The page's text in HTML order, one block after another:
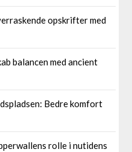
opskrifter med
balancen med ancient
Bedre komfort
rolle i nutidens